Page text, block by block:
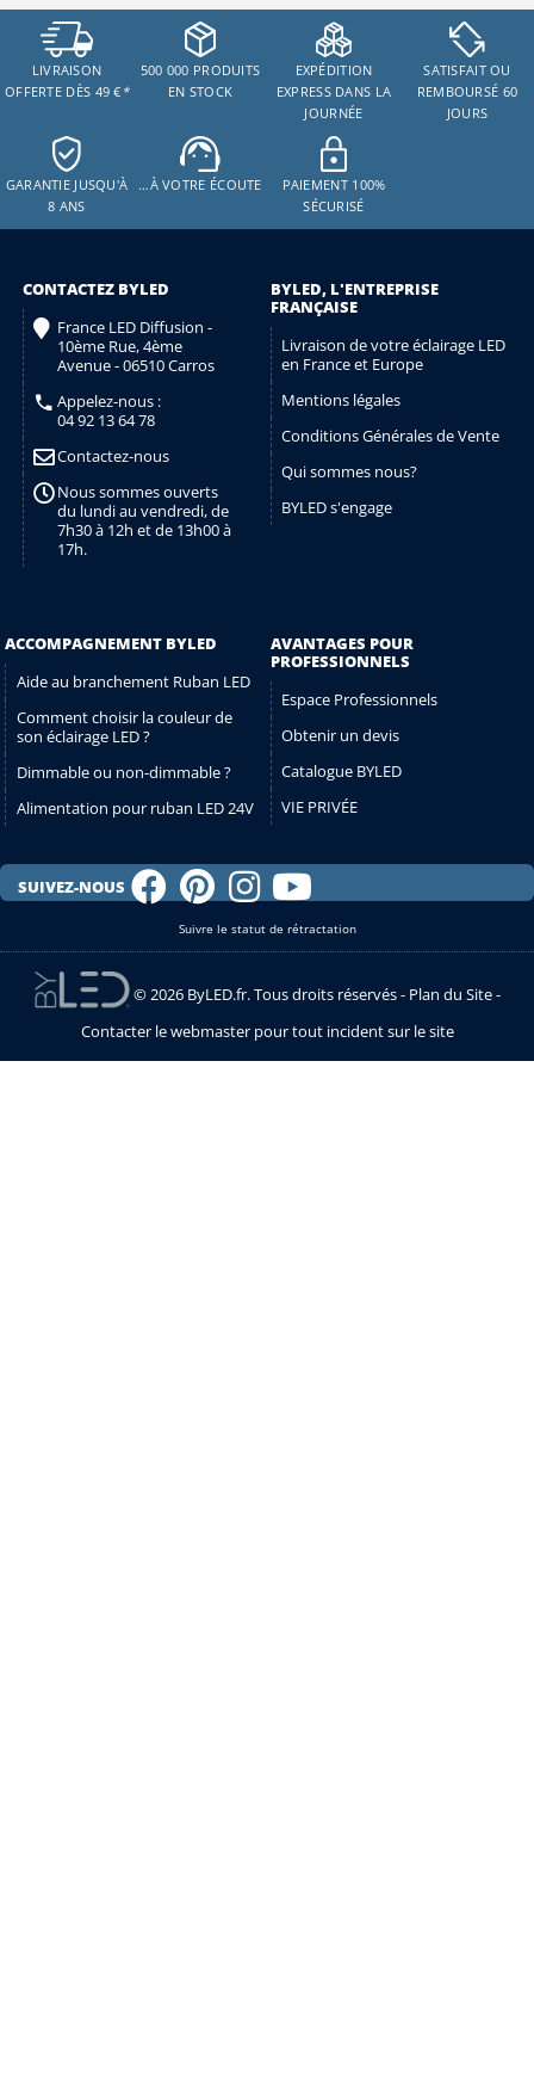
LIVRAISON
OFFERTE DÈS 49 € *
500 000 PRODUITS
EN STOCK
EXPÉDITION
EXPRESS DANS LA
JOURNÉE
SATISFAIT OU
REMBOURSÉ 60
JOURS
GARANTIE JUSQU'À
8 ANS
…À VOTRE ÉCOUTE
PAIEMENT 100%
SÉCURISÉ
CONTACTEZ BYLED
France LED Diffusion -
10ème Rue, 4ème
Avenue - 06510 Carros
Appelez-nous :
04 92 13 64 78
Contactez-nous
Nous sommes ouverts
du lundi au vendredi, de
7h30 à 12h et de 13h00 à
17h.
BYLED, L'ENTREPRISE
FRANÇAISE
Livraison de votre éclairage LED
en France et Europe
Mentions légales
Conditions Générales de Vente
Qui sommes nous?
BYLED s'engage
ACCOMPAGNEMENT BYLED
Aide au branchement Ruban LED
Comment choisir la couleur de
son éclairage LED ?
Dimmable ou non-dimmable ?
Alimentation pour ruban LED 24V
AVANTAGES POUR
PROFESSIONNELS
Espace Professionnels
Obtenir un devis
Catalogue BYLED
VIE PRIVÉE
SUIVEZ-NOUS
Suivre le statut de rétractation
© 2026 ByLED.fr. Tous droits réservés - Plan du Site-
Contacter le webmaster pour tout incident sur le site